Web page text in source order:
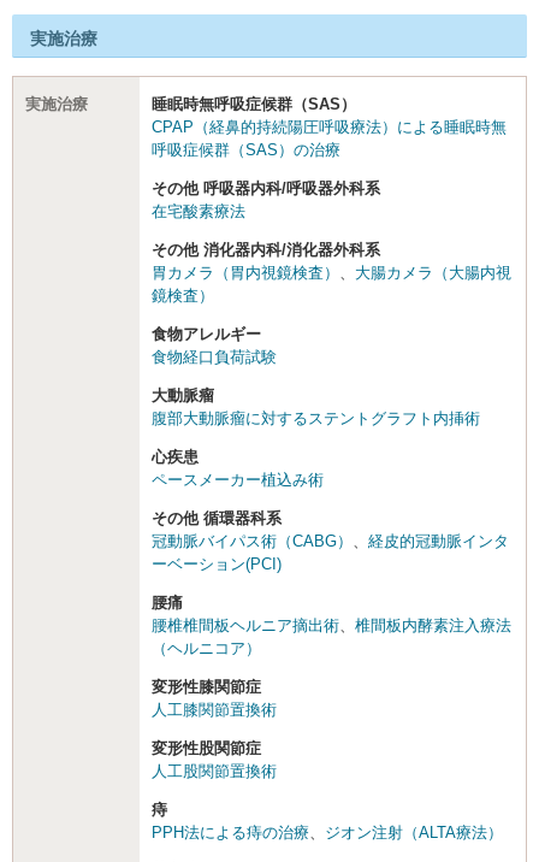
実施治療
実施治療
睡眠時無呼吸症候群（SAS）
CPAP（経鼻的持続陽圧呼吸療法）による睡眠時無
呼吸症候群（SAS）の治療
その他 呼吸器内科/呼吸器外科系
在宅酸素療法
その他 消化器内科/消化器外科系
胃カメラ（胃内視鏡検査）
大腸カメラ（大腸内視
鏡検査）
食物アレルギー
食物経口負荷試験
大動脈瘤
腹部大動脈瘤に対するステントグラフト内挿術
心疾患
ペースメーカー植込み術
その他 循環器科系
冠動脈バイパス術（CABG）
経皮的冠動脈インタ
ーベーション(PCI)
腰痛
腰椎椎間板ヘルニア摘出術
椎間板内酵素注入療法
（ヘルニコア）
変形性膝関節症
人工膝関節置換術
変形性股関節症
人工股関節置換術
痔
PPH法による痔の治療
ジオン注射（ALTA療法）